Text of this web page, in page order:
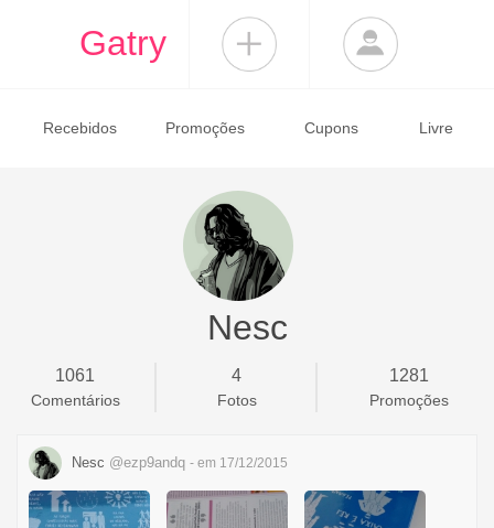
Gatry
Recebidos Promoções Cupons Livre
Nesc
1061
Comentários
4
Fotos
1281
Promoções
Nesc @ezp9andq - em 17/12/2015